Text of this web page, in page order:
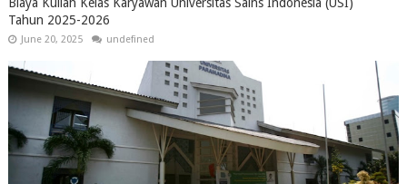
Tahun 2025-2026
June 20, 2025 undefined